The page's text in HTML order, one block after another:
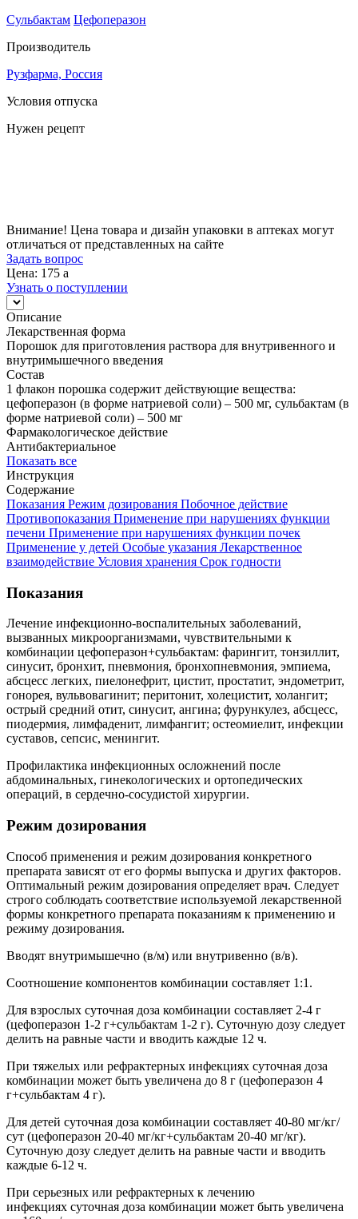
Сульбактам Цефоперазон
Производитель
Рузфарма, Россия
Условия отпуска
Нужен рецепт
Внимание! Цена товара и дизайн упаковки в аптеках могут
отличаться от представленных на сайте
Задать вопрос
Цена: 175 a
Узнать о поступлении
Описание
Лекарственная форма
Порошок для приготовления раствора для внутривенного и
внутримышечного введения
Состав
1 флакон порошка содержит действующие вещества:
цефоперазон (в форме натриевой соли) – 500 мг, сульбактам (в
форме натриевой соли) – 500 мг
Фармакологическое действие
Антибактериальное
Показать все
Инструкция
Содержание
Показания Режим дозирования Побочное действие
Противопоказания Применение при нарушениях функции
печени Применение при нарушениях функции почек
Применение у детей Особые указания Лекарственное
взаимодействие Условия хранения Срок годности
Показания
Лечение инфекционно-воспалительных заболеваний,
вызванных микроорганизмами, чувствительными к
комбинации цефоперазон+сульбактам: фарингит, тонзиллит,
синусит, бронхит, пневмония, бронхопневмония, эмпиема,
абсцесс легких, пиелонефрит, цистит, простатит, эндометрит,
гонорея, вульвовагинит; перитонит, холецистит, холангит;
острый средний отит, синусит, ангина; фурункулез, абсцесс,
пиодермия, лимфаденит, лимфангит; остеомиелит, инфекции
суставов, сепсис, менингит.
Профилактика инфекционных осложнений после
абдоминальных, гинекологических и ортопедических
операций, в сердечно-сосудистой хирургии.
Режим дозирования
Способ применения и режим дозирования конкретного
препарата зависят от его формы выпуска и других факторов.
Оптимальный режим дозирования определяет врач. Следует
строго соблюдать соответствие используемой лекарственной
формы конкретного препарата показаниям к применению и
режиму дозирования.
Вводят внутримышечно (в/м) или внутривенно (в/в).
Соотношение компонентов комбинации составляет 1:1.
Для взрослых суточная доза комбинации составляет 2-4 г
(цефоперазон 1-2 г+сульбактам 1-2 г). Суточную дозу следует
делить на равные части и вводить каждые 12 ч.
При тяжелых или рефрактерных инфекциях суточная доза
комбинации может быть увеличена до 8 г (цефоперазон 4
г+сульбактам 4 г).
Для детей суточная доза комбинации составляет 40-80 мг/кг/
сут (цефоперазон 20-40 мг/кг+сульбактам 20-40 мг/кг).
Суточную дозу следует делить на равные части и вводить
каждые 6-12 ч.
При серьезных или рефрактерных к лечению
инфекциях суточная доза комбинации может быть увеличена